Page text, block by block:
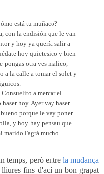
está tu muñaco?
con la endisión que le van
y hoy ya quería salir a
hoy quietesico y bien
pongas otra ves malico,
a la calle a tomar el solet y
a mercar el
hoy. Ayer vay haser
porque le vay poner
y hoy hay pensau que
marido l'agrá mucho
temps, però entre la mudança
lliures fins d'ací un bon grapat